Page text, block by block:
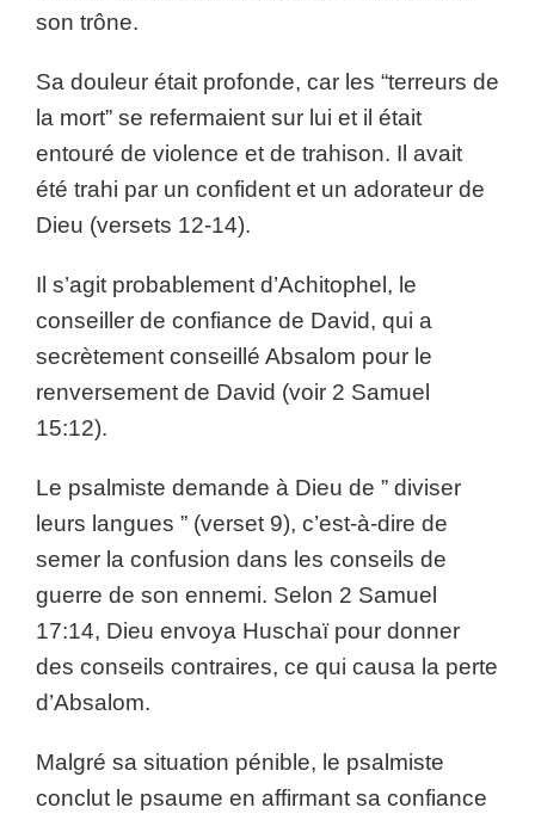
son trône.
Sa douleur était profonde, car les “terreurs de
la mort” se refermaient sur lui et il était
entouré de violence et de trahison. Il avait
été trahi par un confident et un adorateur de
Dieu (versets 12-14).
Il s’agit probablement d’Achitophel, le
conseiller de confiance de David, qui a
secrètement conseillé Absalom pour le
renversement de David (voir 2 Samuel
15:12).
Le psalmiste demande à Dieu de ” diviser
leurs langues ” (verset 9), c’est-à-dire de
semer la confusion dans les conseils de
guerre de son ennemi. Selon 2 Samuel
17:14, Dieu envoya Huschaï pour donner
des conseils contraires, ce qui causa la perte
d’Absalom.
Malgré sa situation pénible, le psalmiste
conclut le psaume en affirmant sa confiance